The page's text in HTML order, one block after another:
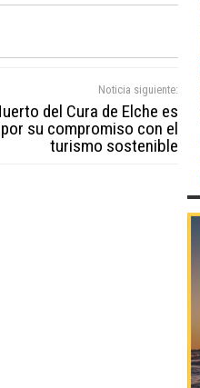
Noticia siguiente:
del Cura de Elche es
su compromiso con el
turismo sostenible